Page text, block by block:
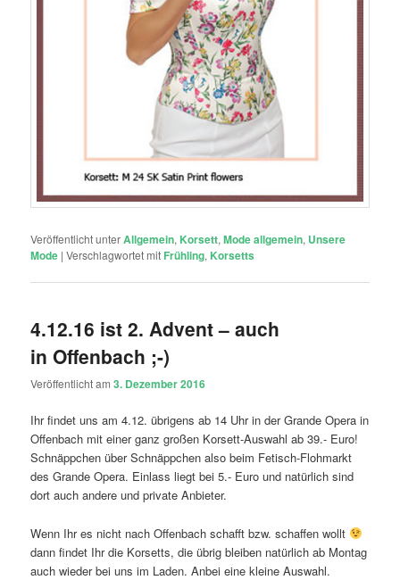
Veröffentlicht unterAllgemein, Korsett,Mode allgemein, Unsere
Mode |Verschlagwortet mit Frühling, Korsetts
4.12.16 ist 2. Advent – auch
in Offenbach ;-)
Veröffentlicht am3. Dezember 2016
Ihr findet uns am 4.12. übrigens ab 14 Uhr in der Grande Opera in
Offenbach mit einer ganz großen Korsett-Auswahl ab 39.- Euro!
Schnäppchen über Schnäppchen also beim Fetisch-Flohmarkt
des Grande Opera. Einlass liegt bei 5.- Euro und natürlich sind
dort auch andere und private Anbieter.
Wenn Ihr es nicht nach Offenbach schafft bzw. schaffen wollt
dann findet Ihr die Korsetts, die übrig bleiben natürlich ab Montag
auch wieder bei uns im Laden. Anbei eine kleine Auswahl.